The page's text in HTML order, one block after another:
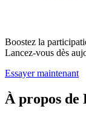
Boostez la
Lancez-vous dès
Essayer maintenant
À propos de